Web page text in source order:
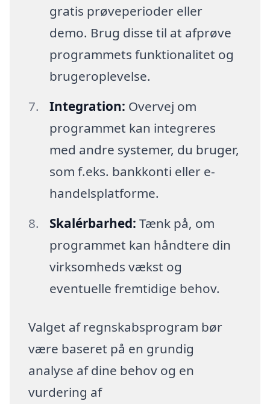
gratis prøveperioder eller
demo. Brug disse til at afprøve
programmets funktionalitet og
brugeroplevelse.
Integration: Overvej om
programmet kan integreres
med andre systemer, du bruger,
som f.eks. bankkonti eller e-
handelsplatforme.
Skalérbarhed: Tænk på, om
programmet kan håndtere din
virksomheds vækst og
eventuelle fremtidige behov.
Valget af regnskabsprogram bør
være baseret på en grundig
analyse af dine behov og en
vurdering af